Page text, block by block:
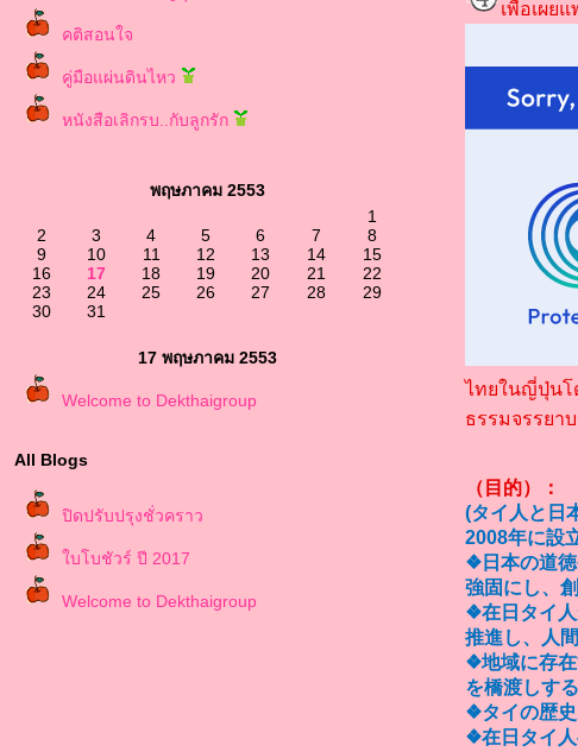
คติสอนใจ
คู่มือแผ่นดินไหว
หนังสือเลิกรบ..กับลูกรัก
พฤษภาคม 2553
1
2
3 4 5 6 7
8
9
10 11 12 13 14
15
16
17 18 19 20 21
22
23
24 25 26 27 28
29
30
31
17 พฤษภาคม 2553
Welcome to Dekthaigroup
All Blogs
ปิดปรับปรุงชั่วคราว
บโบชัวร์ ปี 2017
Welcome to Dekthaigroup
เพื่อเผย
ไทยในญี่ปุ่นโ
ธรรมจรรยา
（目的）：
(タイ人と日
2008年に設
❖日本の道
強固にし、
❖在日タイ
推進し、人
❖地域に存
を橋渡しす
❖タイの歴史
❖在日タイ人